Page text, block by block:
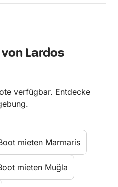
Lardos
verfügbar. Entdecke
mieten Marmaris
mieten Muğla